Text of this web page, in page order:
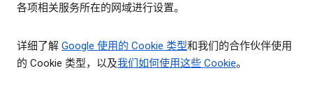
各项相关服务所在的网域进行设置。
详细了解 Google 使用的 Cookie 类型和我们的合作伙伴使用
的 Cookie 类型，以及我们如何使用这些 Cookie。